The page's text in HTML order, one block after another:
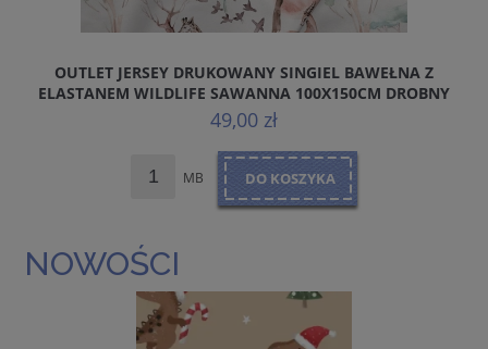
OUTLET JERSEY DRUKOWANY SINGIEL BAWEŁNA Z
ELASTANEM WILDLIFE SAWANNA 100X150CM DROBNY
WZOR
49,00 zł
MB DO KOSZYKA
NOWOŚCI